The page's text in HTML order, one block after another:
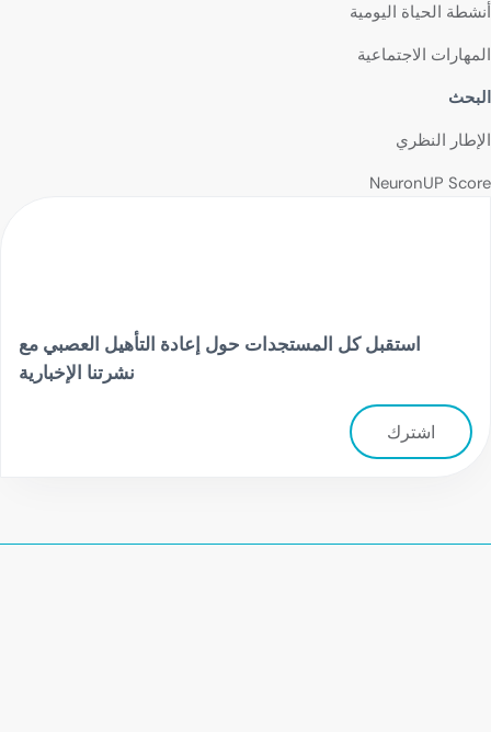
أنشطة الحياة اليومية
المهارات الاجتماعية
البحث
الإطار النظري
NeuronUP Score
استقبل كل المستجدات حول إعادة التأهيل العصبي مع
نشرتنا الإخبارية
اشترك